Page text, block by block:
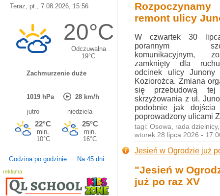
Godzina po godzinie Na 45 dni
reklama
Rozpoczynamy
remont ulicy
W czwartek 30
porannym
komunikacyjnym,
zamknięty dla
odcinek ulicy
Koziorożca. Zmiana
się przebudową tej
skrzyżowania z ul.
podobnie jak
poprowadzony ulicami
tagi: Osowa, rada dzielnicy
wtorek 28 lipca 2026 -
Jesień w Ogrodzie już
"Jesień w
już po raz XV